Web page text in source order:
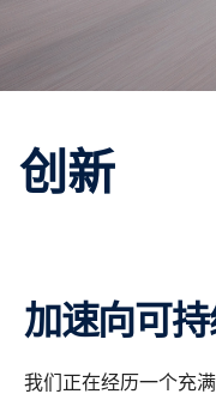
创新
加速向可
我们正在经历一个充